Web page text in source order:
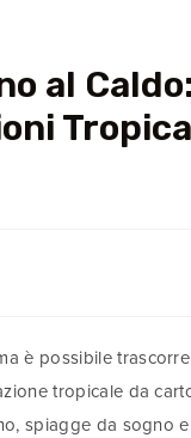
al
è possibile
tropicale da
spiagge da sogno